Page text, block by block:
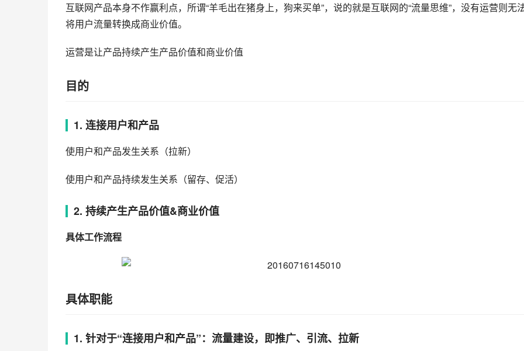
互联网产品本身不作赢利点，所谓“羊毛出在猪身上，狗来买单”，说的就是互联网的“流量思维”，没有运营则无
将用户流量转换成商业价值。
运营是让产品持续产生产品价值和商业价值
目的
1. 连接用户和产品
使用户和产品发生关系（拉新）
使用户和产品持续发生关系（留存、促活）
2. 持续产生产品价值&商业价值
具体工作流程
具体职能
1. 针对于“连接用户和产品”：流量建设，即推广、引流、拉新